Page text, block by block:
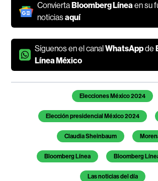
ConviertaBloomberg Líneaen su
noticiasaquí
Síguenos en el canalWhatsAppde
Línea México
Temas de este artículoElecciones México 2024
Elección presidencial México 2024
Claudia Sheinbaum
Bloomberg Línea Bloomberg
Las noticias del día